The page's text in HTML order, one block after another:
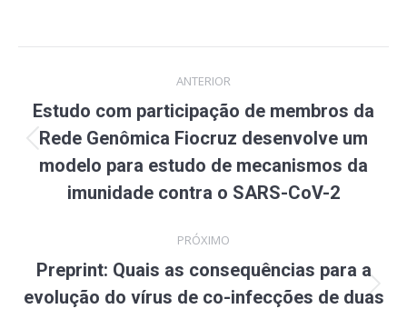
de
post:
ANTERIOR
Post
anterior:
Estudo com participação de membros da
Rede Genômica Fiocruz desenvolve um
modelo para estudo de mecanismos da
imunidade contra o SARS-CoV-2
PRÓXIMO
Próximo
Preprint: Quais as consequências para a
evolução do vírus de co-infecções de duas